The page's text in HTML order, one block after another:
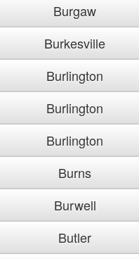
Burgaw
Burkesville
Burlington
Burlington
Burlington
Burns
Burwell
Butler